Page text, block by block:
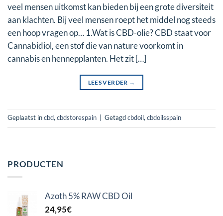
veel mensen uitkomst kan bieden bij een grote diversiteit
aan klachten. Bij veel mensen roept het middel nog steeds
een hoop vragen op… 1.Wat is CBD-olie? CBD staat voor
Cannabidiol, een stof die van nature voorkomt in
cannabis en hennepplanten. Het zit […]
LEES VERDER →
Geplaatst incbd,cbdstorespain Getagdcbdoil,cbdoilsspain
PRODUCTEN
Azoth 5% RAW CBD Oil
24,95€